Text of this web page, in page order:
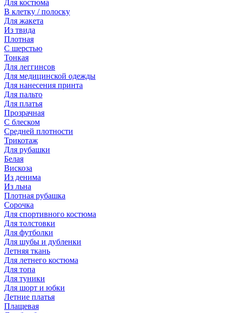
Для костюма
В клетку / полоску
Для жакета
Из твида
Плотная
С шерстью
Тонкая
Для леггинсов
Для медицинской одежды
Для нанесения принта
Для пальто
Для платья
Прозрачная
С блеском
Средней плотности
Трикотаж
Для рубашки
Белая
Вискоза
Из денима
Из льна
Плотная рубашка
Сорочка
Для спортивного костюма
Для толстовки
Для футболки
Для шубы и дубленки
Летняя ткань
Для летнего костюма
Для топа
Для туники
Для шорт и юбки
Летние платья
Плащевая